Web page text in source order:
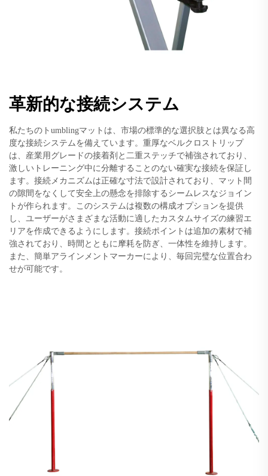
革新的な接続システム
私たちのトumblingマットは、市場の標準的な選択肢とは異なる高
度な接続システムを備えています。重厚なベルクロストリップ
は、産業用グレードの接着剤と二重ステッチで補強されており、
激しいトレーニング中に分離することのない確実な接続を保証し
ます。接続メカニズムは正確な寸法で設計されており、マット間
の隙間をなくして安全上の懸念を排除するシームレスなジョイン
トが作られます。このシステムは複数の構成オプションを提供
し、ユーザーがさまざまな活動に適したカスタムサイズの練習エ
リアを作成できるようにします。接続ポイントは追加の素材で補
強されており、時間とともに摩耗を防ぎ、一体性を維持します。
また、簡単アラインメントマーカーにより、毎回完璧な位置合わ
せが可能です。